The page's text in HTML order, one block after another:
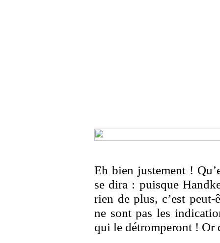
Eh bien justement !
se dira : puisque
rien de plus, c’est
ne sont pas les
qui le détromperont ! Or